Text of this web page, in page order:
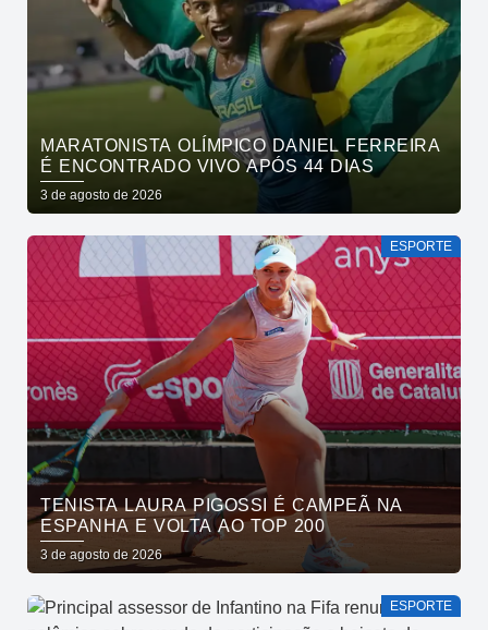
MARATONISTA OLÍMPICO DANIEL FERREIRA
É ENCONTRADO VIVO APÓS 44 DIAS
3 de agosto de 2026
ESPORTE
TENISTA LAURA PIGOSSI É CAMPEÃ NA
ESPANHA E VOLTA AO TOP 200
3 de agosto de 2026
ESPORTE